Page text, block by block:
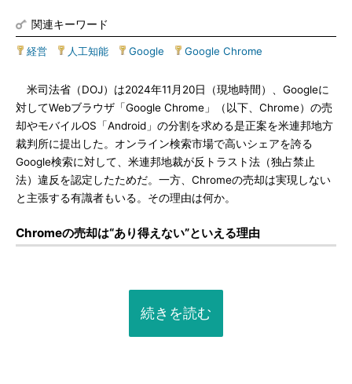
関連キーワード
経営 人工知能 Google Google Chrome
米司法省（DOJ）は2024年11月20日（現地時間）、Googleに
対してWebブラウザ「Google Chrome」（以下、Chrome）の売
却やモバイルOS「Android」の分割を求める是正案を米連邦地方
裁判所に提出した。オンライン検索市場で高いシェアを誇る
Google検索に対して、米連邦地裁が反トラスト法（独占禁止
法）違反を認定したためだ。一方、Chromeの売却は実現しない
と主張する有識者もいる。その理由は何か。
Chromeの売却は“あり得えない”といえる理由
続きを読む